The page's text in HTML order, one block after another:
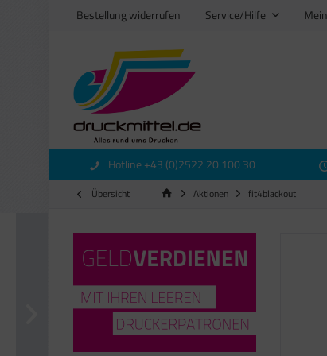
Bestellung widerrufen Service/Hilfe
Hotline +43 (0)2522 20 100 30
Übersicht Aktionen fit4blackout